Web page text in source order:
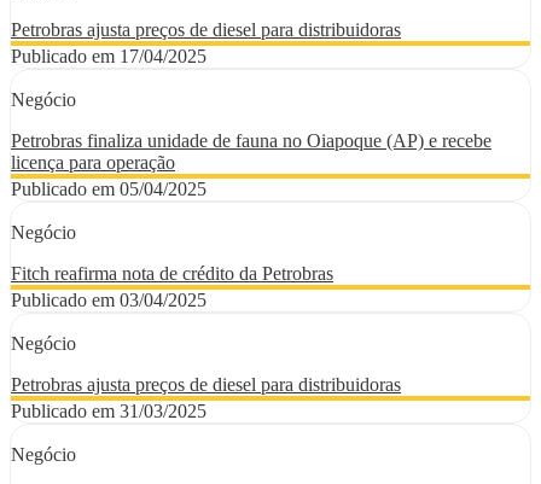
Petrobras ajusta preços de diesel para distribuidoras
Publicado em 17/04/2025
Negócio
Petrobras finaliza unidade de fauna no Oiapoque (AP) e recebe
licença para operação
Publicado em 05/04/2025
Negócio
Fitch reafirma nota de crédito da Petrobras
Publicado em 03/04/2025
Negócio
Petrobras ajusta preços de diesel para distribuidoras
Publicado em 31/03/2025
Negócio